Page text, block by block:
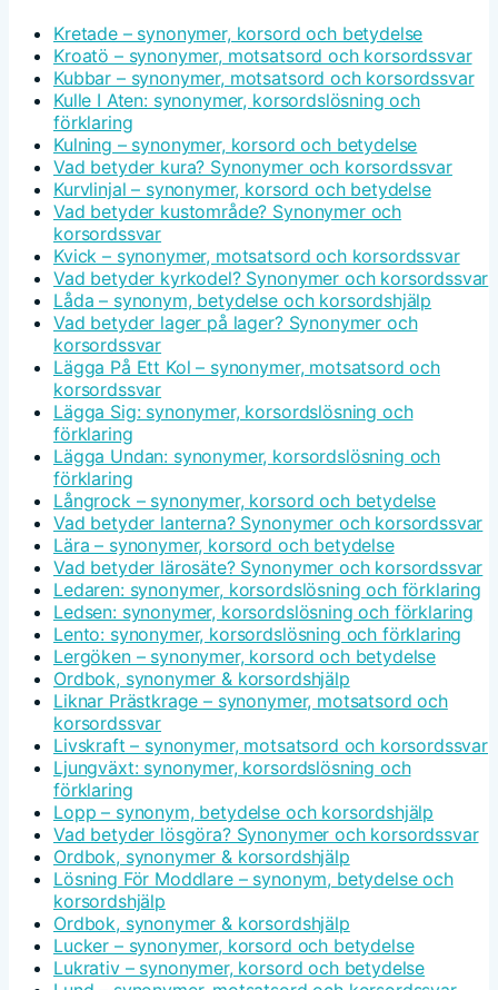
Kretade – synonymer, korsord och betydelse
Kroatö – synonymer, motsatsord och korsordssvar
Kubbar – synonymer, motsatsord och korsordssvar
Kulle I Aten: synonymer, korsordslösning och
förklaring
Kulning – synonymer, korsord och betydelse
Vad betyder kura? Synonymer och korsordssvar
Kurvlinjal – synonymer, korsord och betydelse
Vad betyder kustområde? Synonymer och
korsordssvar
Kvick – synonymer, motsatsord och korsordssvar
Vad betyder kyrkodel? Synonymer och korsordssvar
Låda – synonym, betydelse och korsordshjälp
Vad betyder lager på lager? Synonymer och
korsordssvar
Lägga På Ett Kol – synonymer, motsatsord och
korsordssvar
Lägga Sig: synonymer, korsordslösning och
förklaring
Lägga Undan: synonymer, korsordslösning och
förklaring
Långrock – synonymer, korsord och betydelse
Vad betyder lanterna? Synonymer och korsordssvar
Lära – synonymer, korsord och betydelse
Vad betyder lärosäte? Synonymer och korsordssvar
Ledaren: synonymer, korsordslösning och förklaring
Ledsen: synonymer, korsordslösning och förklaring
Lento: synonymer, korsordslösning och förklaring
Lergöken – synonymer, korsord och betydelse
Ordbok, synonymer & korsordshjälp
Liknar Prästkrage – synonymer, motsatsord och
korsordssvar
Livskraft – synonymer, motsatsord och korsordssvar
Ljungväxt: synonymer, korsordslösning och
förklaring
Lopp – synonym, betydelse och korsordshjälp
Vad betyder lösgöra? Synonymer och korsordssvar
Ordbok, synonymer & korsordshjälp
Lösning För Moddlare – synonym, betydelse och
korsordshjälp
Ordbok, synonymer & korsordshjälp
Lucker – synonymer, korsord och betydelse
Lukrativ – synonymer, korsord och betydelse